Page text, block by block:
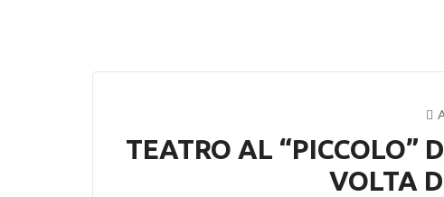
TEATRO AL “PICCOLO”
VOLTA